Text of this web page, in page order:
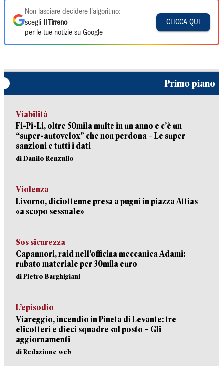
Non lasciare decidere l'algoritmo:
scegli
Il Tirreno
per le tue notizie su Google
CLICCA QUI
Primo piano
Viabilità
Fi-Pi-Li, oltre 50mila multe in un anno e c’è un
“super-autovelox” che non perdona – Le super
sanzioni e tutti i dati
di Danilo Renzullo
Violenza
Livorno, diciottenne presa a pugni in piazza Attias
«a scopo sessuale»
Sos sicurezza
Capannori, raid nell’officina meccanica Adami:
rubato materiale per 30mila euro
di Pietro Barghigiani
L’episodio
Viareggio, incendio in Pineta di Levante: tre
elicotteri e dieci squadre sul posto – Gli
aggiornamenti
di Redazione web